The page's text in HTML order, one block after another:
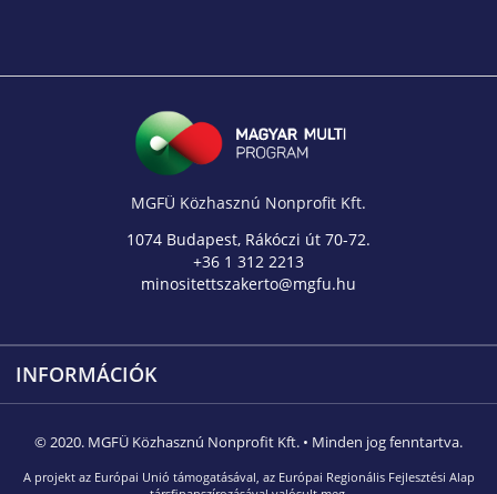
MGFÜ Közhasznú Nonprofit Kft.
1074 Budapest, Rákóczi út 70-72.
+36 1 312 2213
minositettszakerto@mgfu.hu
INFORMÁCIÓK
© 2020. MGFÜ Közhasznú Nonprofit Kft. • Minden jog fenntartva.
A projekt az Európai Unió támogatásával, az Európai Regionális Fejlesztési Alap